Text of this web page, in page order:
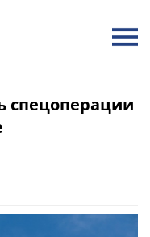
спецоперации